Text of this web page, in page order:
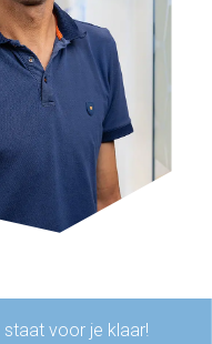
staat voor je klaar!